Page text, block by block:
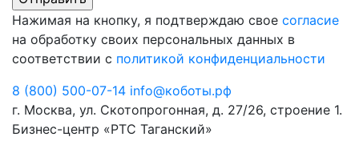
Нажимая на кнопку, я подтверждаю свое согласие
на обработку своих персональных данных в
соответствии с политикой конфиденциальности
8 (800) 500-07-14 info@коботы.рф
г. Москва, ул. Скотопрогонная, д. 27/26, строение 1.
Бизнес-центр «РТС Таганский»